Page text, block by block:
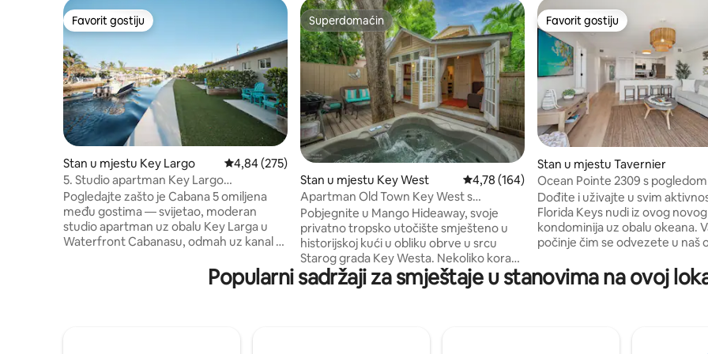
Favorit gostiju
Favorit gostiju
Stan u mjestu Key Largo Prosječna ocjena: 4,84 od 5, recenzija: 275
4,84 (275)
5. Studio apartman Key Largo
Waterfront | Kajak i greben
Pogledajte zašto je Cabana 5 omiljena
među gostima — svijetao, moderan
studio apartman uz obalu Key Larga u
Waterfront Cabanasu, odmah uz kanal s
kajak kroz mangrove, ronite uz greben i
gledajte morske krave i morske pse
Superdomaćin
Superdomaćin
Stan u mjestu Key West Prosječna ocjena: 4,78 od 5, recenzija: 164
4,78 (164)
Apartman Old Town Key West s
privatnim spa centrom
Pobjegnite u Mango Hideaway, svoje
privatno tropsko utočište smješteno u
historijskoj kući u obliku obrve u srcu
Starog grada Key Westa. Nekoliko koraka
od živahne ulice Duval i kultnih
znamenitosti kao što su Hemingway
Favorit gostiju
Favorit gostiju
Stan u mjestu Tavernier
Ocean Pointe 2309 s
Dođite i uživajte u svim
Florida Keys nudi iz ovog novog
kondominija uz obalu okeana.
počinje čim se odvezete u naš
bazen Jr. Olimpijske veličine
prekrasnim uređenjem okoliša,
Popularni sadržaji za smještaje u stanovima na ovoj